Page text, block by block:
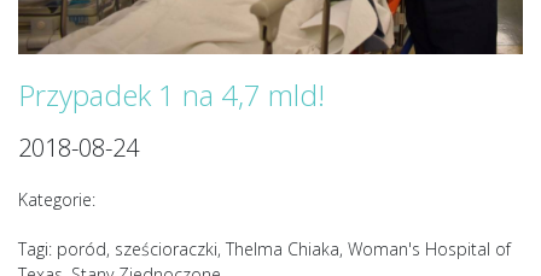
Przypadek 1 na 4,7 mld!
2018-08-24
Kategorie:
Tagi: poród, sześcioraczki, Thelma Chiaka, Woman's Hospital of